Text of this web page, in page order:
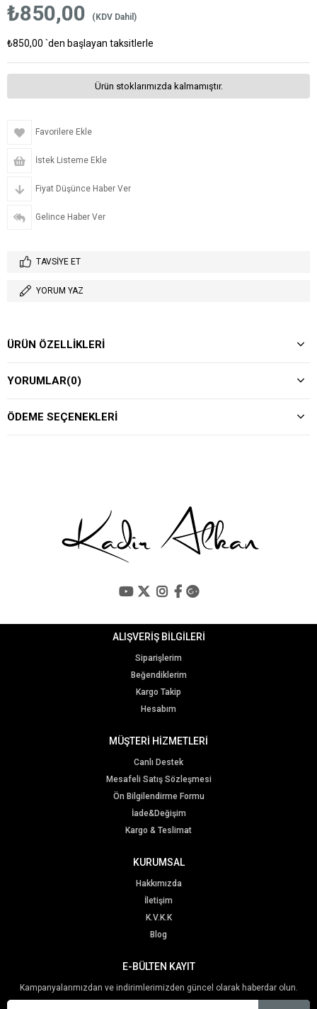
₺850,00 (KDV Dahil)
₺850,00 `den başlayan taksitlerle
Ürün stoklarımızda kalmamıştır.
Favorilere Ekle
İstek Listeme Ekle
Fiyat Düşünce Haber Ver
Gelince Haber Ver
TAVSIYE ET
YORUM YAZ
ÜRÜN ÖZELLIKLERI
YORUMLAR(0)
ÖDEME SEÇENEKLERI
ALIŞVERİŞ BİLGİLERİ
Siparişlerim
Beğendiklerim
Kargo Takip
Hesabım
MÜŞTERİ HİZMETLERİ
Canlı Destek
Mesafeli Satış Sözleşmesi
Ön Bilgilendirme Formu
İade&Değişim
Kargo & Teslimat
KURUMSAL
Hakkımızda
İletişim
K.V.K.K
Blog
E-BÜLTEN KAYIT
Kampanyalarımızdan ve indirimlerimizden güncel olarak haberdar olun.